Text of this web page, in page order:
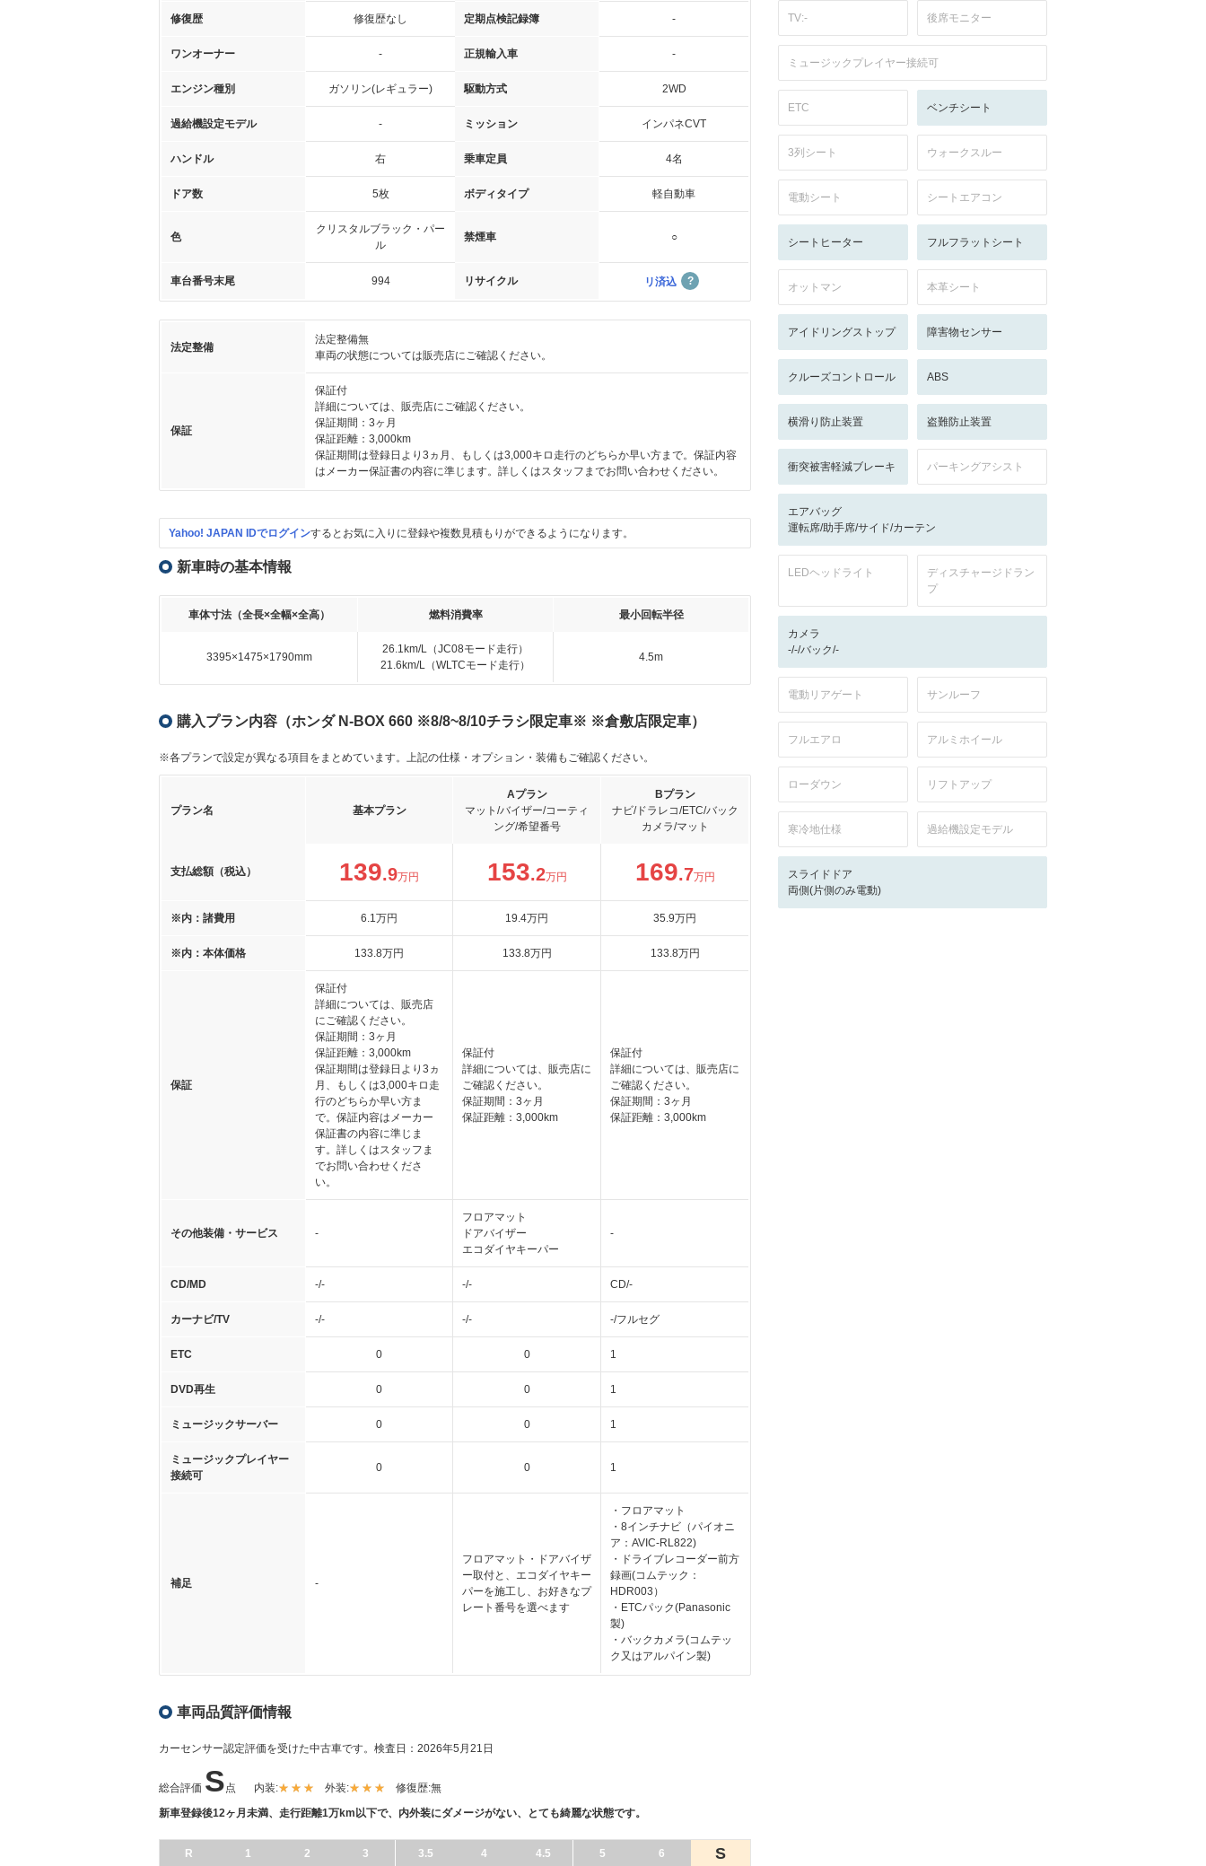
修復歴 修復歴なし 定期点検記録簿 -
ワンオーナー - 正規輸入車 -
エンジン種別 ガソリン(レギュラー) 駆動方式 2WD
過給機設定モデル - ミッション インパネCVT
ハンドル 右 乗車定員 4名
ドア数 5枚 ボディタイプ 軽自動車
色
クリスタルブラック・パー
ル
禁煙車 ○
車台番号末尾 994 リサイクル リ済込
法定整備
法定整備無
車両の状態については販売店にご確認ください。
保証
保証付
詳細については、販売店にご確認ください。
保証期間：3ヶ月
保証距離：3,000km
保証期間は登録日より3ヵ月、もしくは3,000キロ走行のどちらか早い方まで。保証内容
はメーカー保証書の内容に準じます。詳しくはスタッフまでお問い合わせください。
Yahoo! JAPAN IDでログインするとお気に入りに登録や複数見積もりができるようになります。
新車時の基本情報
車体寸法（全長×全幅×全高） 燃料消費率 最小回転半径
3395×1475×1790mm
26.1km/L（JC08モード走行）
21.6km/L（WLTCモード走行）
4.5m
購入プラン内容（ホンダ N-BOX 660 ※8/8~8/10チラシ限定車※ ※倉敷店限定車）
※各プランで設定が異なる項目をまとめています。上記の仕様・オプション・装備もご確認ください。
プラン名 基本プラン
Aプラン
マット/バイザー/コーティ
ング/希望番号
Bプラン
ナビ/ドラレコ/ETC/バック
カメラ/マット
支払総額（税込） 139.9万円 153.2万円 169.7万円
※内：諸費用 6.1万円 19.4万円 35.9万円
※内：本体価格 133.8万円 133.8万円 133.8万円
保証
保証付
詳細については、販売店
にご確認ください。
保証期間：3ヶ月
保証距離：3,000km
保証期間は登録日より3ヵ
月、もしくは3,000キロ走
行のどちらか早い方ま
で。保証内容はメーカー
保証書の内容に準じま
す。詳しくはスタッフま
でお問い合わせくださ
い。
保証付
詳細については、販売店に
ご確認ください。
保証期間：3ヶ月
保証距離：3,000km
保証付
詳細については、販売店に
ご確認ください。
保証期間：3ヶ月
保証距離：3,000km
その他装備・サービス -
フロアマット
ドアバイザー
エコダイヤキーパー
-
CD/MD -/- -/- CD/-
カーナビ/TV -/- -/- -/フルセグ
ETC 0 0 1
DVD再生 0 0 1
ミュージックサーバー 0 0 1
ミュージックプレイヤー
接続可
0 0 1
補足 -
フロアマット・ドアバイザ
ー取付と、エコダイヤキー
パーを施工し、お好きなプ
レート番号を選べます
・フロアマット
・8インチナビ（パイオニ
ア：AVIC-RL822)
・ドライブレコーダー前方
録画(コムテック：
HDR003）
・ETCパック(Panasonic
製)
・バックカメラ(コムテッ
ク又はアルパイン製)
車両品質評価情報
カーセンサー認定評価を受けた中古車です。 検査日：2026年5月21日
総合評価 S点 内装: 外装: 修復歴:無
新車登録後12ヶ月未満、走行距離1万km以下で、内外装にダメージがない、とても綺麗な状態です。
R 1 2 3 3.5 4 4.5 5 6 S
TV:- 後席モニター
ミュージックプレイヤー接続可
ETC ベンチシート
3列シート ウォークスルー
電動シート シートエアコン
シートヒーター フルフラットシート
オットマン 本革シート
アイドリングストップ 障害物センサー
クルーズコントロール ABS
横滑り防止装置 盗難防止装置
衝突被害軽減ブレーキ パーキングアシスト
エアバッグ
運転席/助手席/サイド/カーテン
LEDヘッドライト
ディスチャージドラン
プ
カメラ
-/-/バック/-
電動リアゲート サンルーフ
フルエアロ アルミホイール
ローダウン リフトアップ
寒冷地仕様 過給機設定モデル
スライドドア
両側(片側のみ電動)